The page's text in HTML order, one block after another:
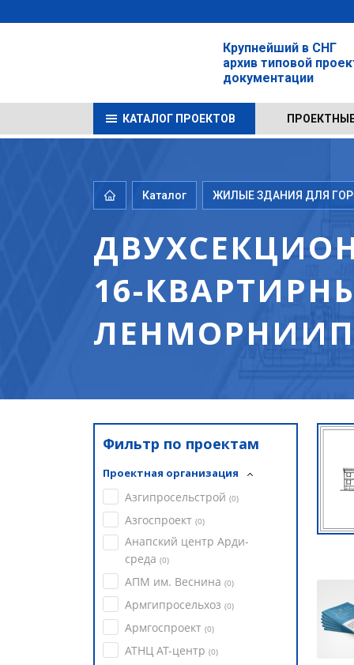
Крупнейший в СНГ
архив типовой
документации
КАТАЛОГ ПРОЕКТОВ
Каталог ЖИЛЫЕ ЗДАНИЯ ДЛЯ
16-
Фильтр по проектам
Проектная организация
Азгипросельстрой (0)
Азгоспроект (0)
Анапский центр Арди-
среда (0)
АПМ им. Веснина (0)
Армгипросельхоз (0)
Армгоспроект (0)
АТНЦ АТ-центр (0)